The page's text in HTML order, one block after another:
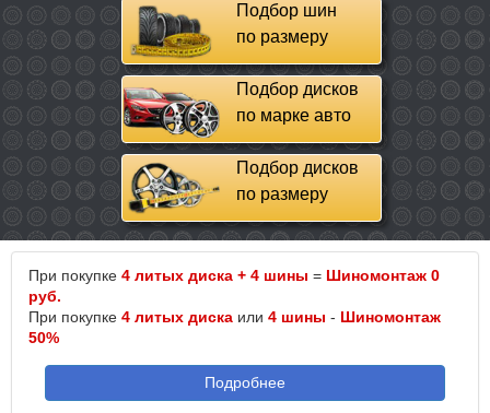
Подбор шин
по размеру
Подбор дисков
по марке авто
Подбор дисков
по размеру
При покупке 4 литых диска + 4 шины = Шиномонтаж 0
руб.
При покупке 4 литых диска или 4 шины - Шиномонтаж
50%
Подробнее